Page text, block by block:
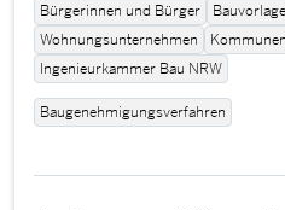
Bürgerinnen und Bürger
Wohnungsunternehmen
Kommunen
Ingenieurkammer Bau NRW
Baugenehmigungsverfahren